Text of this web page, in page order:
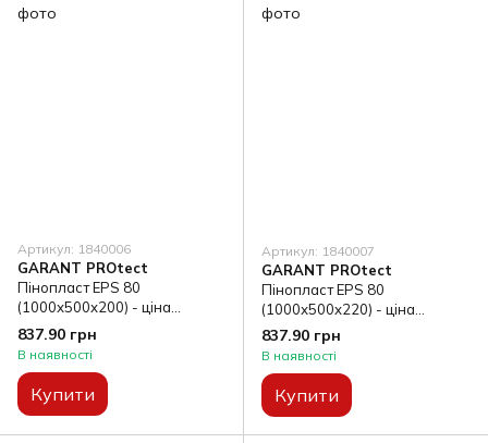
Артикул: 1840006
GARANT PROtect
Пінопласт EPS 80
(1000х500х200) - ціна
вказана за пачку
837.90 грн
В наявності
Купити
Артикул: 1840007
GARANT PROtect
Пінопласт EPS 80
(1000х500х220) - ціна
вказана за пачку
837.90 грн
В наявності
Купити